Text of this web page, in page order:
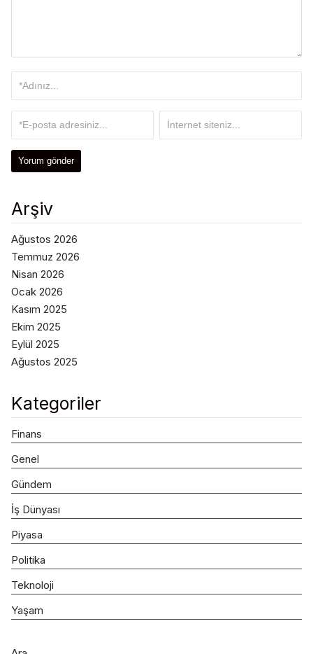
Arşiv
Ağustos 2026
Temmuz 2026
Nisan 2026
Ocak 2026
Kasım 2025
Ekim 2025
Eylül 2025
Ağustos 2025
Kategoriler
Finans
Genel
Gündem
İş Dünyası
Piyasa
Politika
Teknoloji
Yaşam